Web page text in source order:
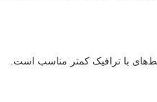
با ترافیک کمتر مناسب است.